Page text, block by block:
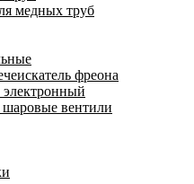
медных труб
фреона
электронный
вентили